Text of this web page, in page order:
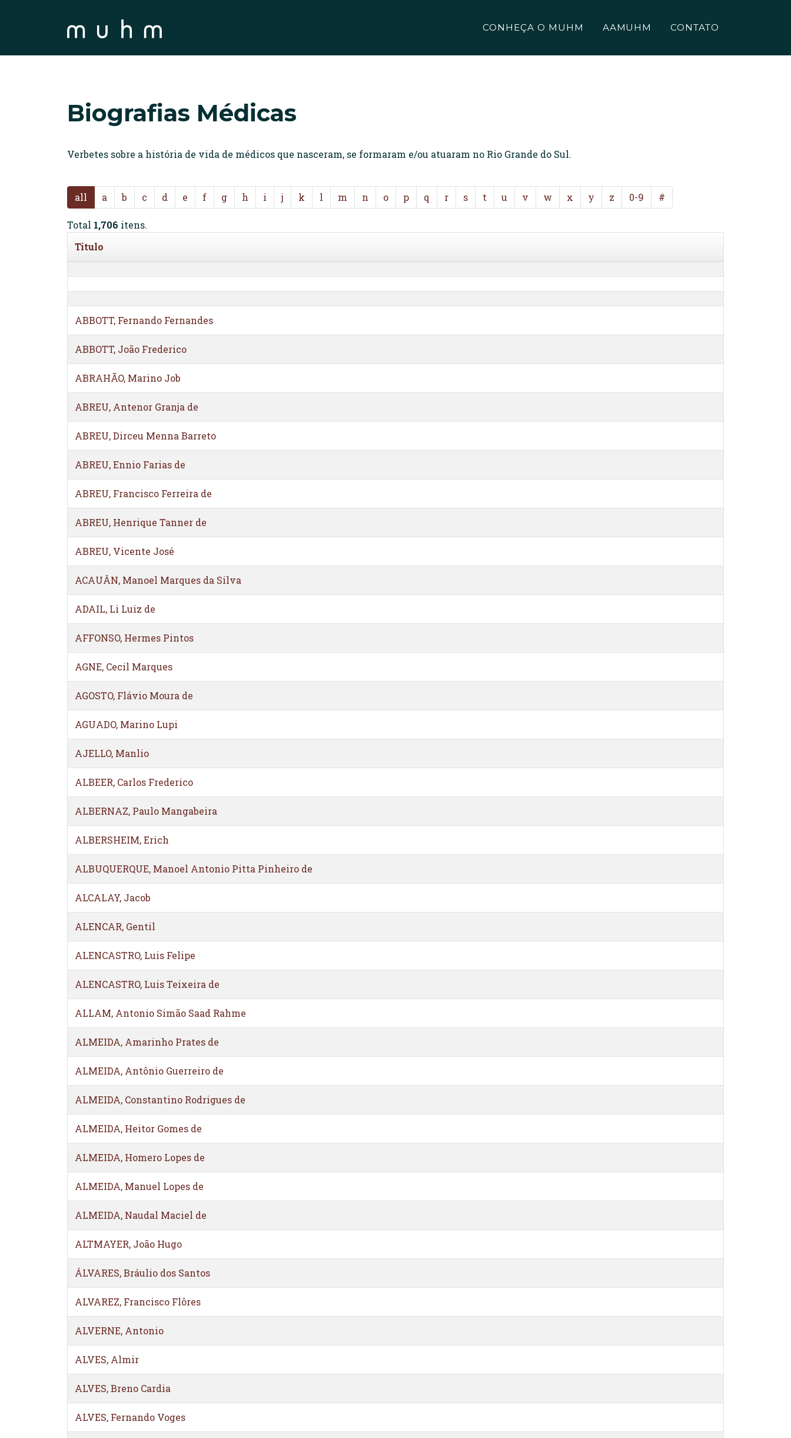
CONHEÇA O MUHM AAMUHM CONTATO
Biografias Médicas
Verbetes sobre a história de vida de médicos que nasceram, se formaram e/ou atuaram no Rio Grande do Sul.
all a b c d e f g h i j k l m n o p q r s t u v w x y z 0-9 #
Total 1,706 itens.
Titulo
ABBOTT, Fernando Fernandes
ABBOTT, João Frederico
ABRAHÃO, Marino Job
ABREU, Antenor Granja de
ABREU, Dirceu Menna Barreto
ABREU, Ennio Farias de
ABREU, Francisco Ferreira de
ABREU, Henrique Tanner de
ABREU, Vicente José
ACAUÂN, Manoel Marques da Silva
ADAIL, Li Luiz de
AFFONSO, Hermes Pintos
AGNE, Cecil Marques
AGOSTO, Flávio Moura de
AGUADO, Marino Lupi
AJELLO, Manlio
ALBEER, Carlos Frederico
ALBERNAZ, Paulo Mangabeira
ALBERSHEIM, Erich
ALBUQUERQUE, Manoel Antonio Pitta Pinheiro de
ALCALAY, Jacob
ALENCAR, Gentil
ALENCASTRO, Luis Felipe
ALENCASTRO, Luis Teixeira de
ALLAM, Antonio Simão Saad Rahme
ALMEIDA, Amarinho Prates de
ALMEIDA, Antônio Guerreiro de
ALMEIDA, Constantino Rodrigues de
ALMEIDA, Heitor Gomes de
ALMEIDA, Homero Lopes de
ALMEIDA, Manuel Lopes de
ALMEIDA, Naudal Maciel de
ALTMAYER, João Hugo
ÁLVARES, Bráulio dos Santos
ALVAREZ, Francisco Flôres
ALVERNE, Antonio
ALVES, Almir
ALVES, Breno Cardia
ALVES, Fernando Voges